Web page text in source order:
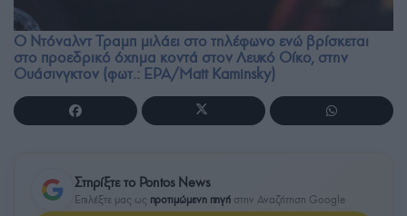
Ο Ντόναλντ Τραμπ μιλάει στο τηλέφωνο ενώ βρίσκεται
στο προεδρικό όχημα κοντά στον Λευκό Οίκο, στην
Ουάσινγκτον (φωτ.: EPA/Matt Kaminsky)
Στηρίξτε το Pontos News
Επιλέξτε μας ως προτιμώμενη πηγή στην Αναζήτηση Google